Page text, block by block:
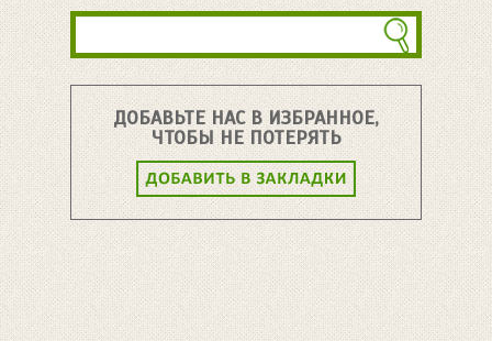
ДОБАВЬТЕ НАС В ИЗБРАННОЕ,
ЧТОБЫ НЕ ПОТЕРЯТЬ